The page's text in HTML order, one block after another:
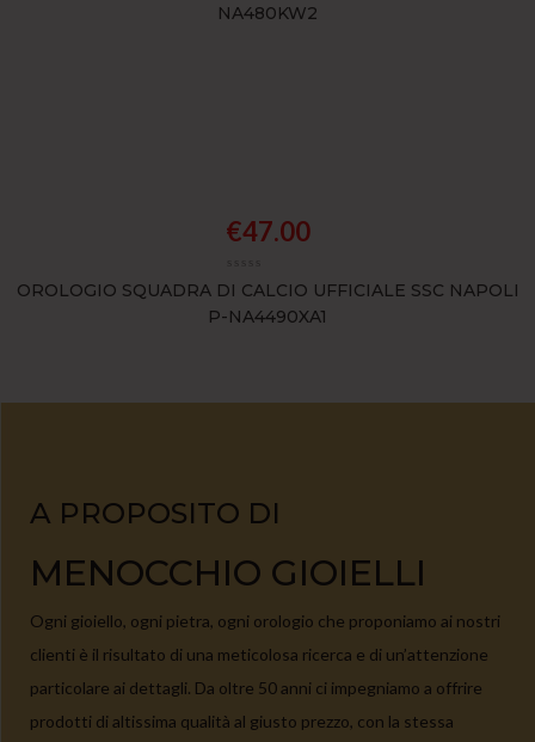
NA480KW2
OROLOGIO SQUADRA DI CALCIO UFFICIALE SSC NAPOLI
P-NA4490XA1
€47.00
A PROPOSITO DI
MENOCCHIO GIOIELLI
Ogni gioiello, ogni pietra, ogni orologio che proponiamo ai nostri
clienti è il risultato di una meticolosa ricerca e di un’attenzione
particolare ai dettagli. Da oltre 50 anni ci impegniamo a offrire
prodotti di altissima qualità al giusto prezzo, con la stessa